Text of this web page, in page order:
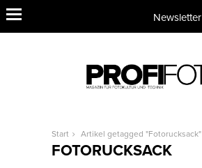
Newsletter
Start Artikel getagged "Fotorucksack"
FOTORUCKSACK